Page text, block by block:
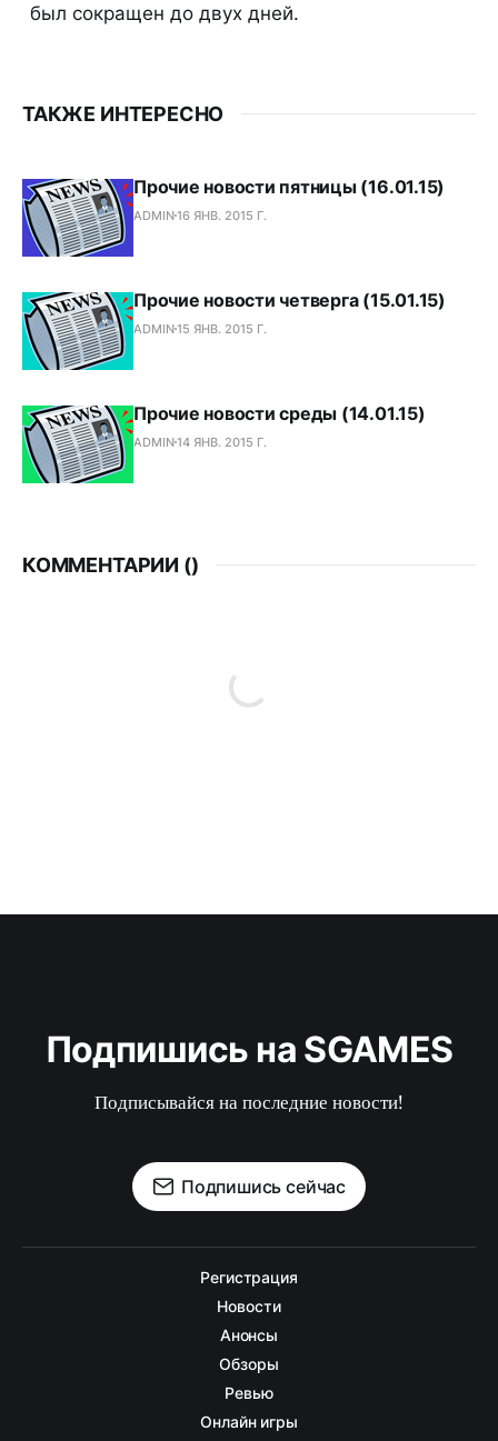
был сокращен до двух дней.
ТАКЖЕ ИНТЕРЕСНО
Прочие новости пятницы (16.01.15)
ADMIN16 ЯНВ. 2015 Г.
Прочие новости четверга (15.01.15)
ADMIN15 ЯНВ. 2015 Г.
Прочие новости среды (14.01.15)
ADMIN14 ЯНВ. 2015 Г.
КОММЕНТАРИИ ()
Подпишись на SGAMES
Подписывайся на последние новости!
Подпишись сейчас
Регистрация
Новости
Анонсы
Обзоры
Ревью
Онлайн игры